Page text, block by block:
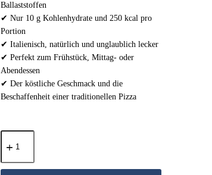
Ballaststoffen
✔ Nur 10 g Kohlenhydrate und 250 kcal pro
Portion
✔ Italienisch, natürlich und unglaublich lecker
✔ Perfekt zum Frühstück, Mittag- oder
Abendessen
✔ Der köstliche Geschmack und die
Beschaffenheit einer traditionellen Pizza
Italienischer
Keto
180g